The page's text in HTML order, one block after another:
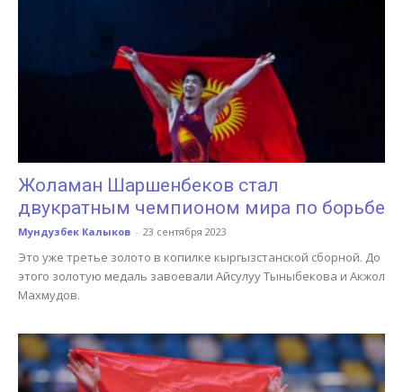
Жоламан Шаршенбеков стал
двукратным чемпионом мира по борьбе
Мундузбек Калыков - 23 сентября 2023
Это уже третье золото в копилке кыргызстанской сборной. До
этого золотую медаль завоевали Айсулуу Тыныбекова и Акжол
Махмудов.